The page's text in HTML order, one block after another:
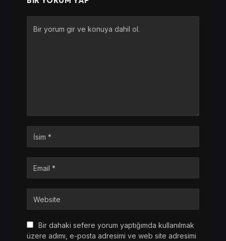
Bir dahaki sefere yorum yaptığımda kullanılmak
üzere adımı, e-posta adresimi ve web site adresimi